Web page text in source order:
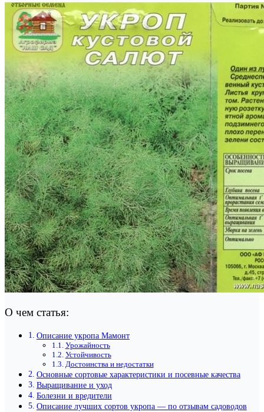
О чем статья:
Описание укропа Мамонт
Урожайность
Устойчивость
Достоинства и недостатки
Основные сортовые характеристики и посевные качества
Выращивание и уход
Болезни и вредители
Описание лучших сортов укропа — по отзывам садоводов